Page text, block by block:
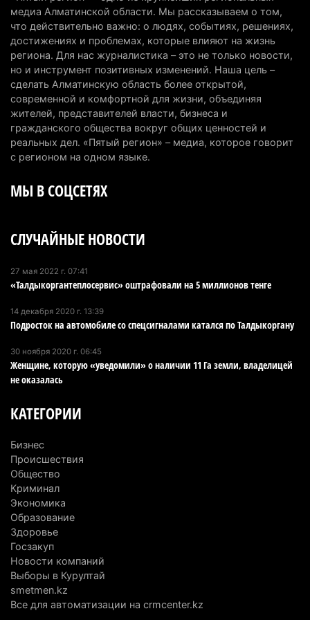
Казахстанские абитуриенты узнали, кто получил
образовательные гранты
7 августа 2026 г. 15:24 262
Онкопациентов в Алматинской области лечат в
морских контейнерах
7 августа 2026 г. 11:24
В Талгарском районе загорелись строительные
отходы: пожар охватил 300 квадратных метров
7 августа 2026 г. 09:52
увидеть долги своего дома в квитанциях за свет
В Алматинской области отменили приговор за
последнее слово
Проезд по БАКАД резко подорожал: в
Алматинской области начали действовать новые
6 августа 2026 г. 14:36
Сильнейшие дзюдоисты мира приехали на
сборы в Алматинскую область
6 августа 2026 г. 12:12
Первый раз с ИИ в первый класс: казахстанских
первоклассников начнут учить искусственному
интеллекту
6 августа 2026 г. 10:47
Казахстанцы назвали доход, при котором не
считают себя бедными
медиа Алматинской области. Мы рассказываем о том,
что действительно важно: о людях, событиях, решениях,
достижениях и проблемах, которые влияют на жизнь
региона. Для нас журналистика – это не только новости,
но и инструмент позитивных изменений. Наша цель –
сделать Алматинскую область более открытой,
современной и комфортной для жизни, объединяя
жителей, представителей власти, бизнеса и
гражданского общества вокруг общих ценностей и
реальных дел. «Пятый регион» – медиа, которое говорит
с регионом на одном языке.
МЫ В СОЦСЕТЯХ
СЛУЧАЙНЫЕ НОВОСТИ
27 мая 2022 г. 07:41
«Талдыкоргантеплосервис» оштрафовали на 5 миллионов тенге
14 декабря 2020 г. 13:39
Подросток на автомобиле со спецсигналами катался по Талдыкоргану
30 ноября 2020 г. 06:45
Женщине, которую «уведомили» о наличии 11 Га земли, владелицей
не оказалась
КАТЕГОРИИ
Бизнес
Происшествия
Общество
Криминал
Экономика
Образование
Здоровье
Госзакуп
Новости компаний
Выборы в Курултай
smetmen.kz
Все для автоматизации на crmcenter.kz